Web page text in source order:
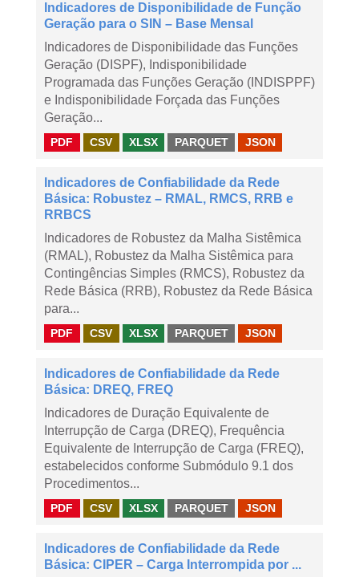
Indicadores de Disponibilidade de Função
Geração para o SIN – Base Mensal
Indicadores de Disponibilidade das Funções
Geração (DISPF), Indisponibilidade
Programada das Funções Geração (INDISPPF)
e Indisponibilidade Forçada das Funções
Geração...
PDF CSV XLSX PARQUET JSON
Indicadores de Confiabilidade da Rede
Básica: Robustez – RMAL, RMCS, RRB e
RRBCS
Indicadores de Robustez da Malha Sistêmica
(RMAL), Robustez da Malha Sistêmica para
Contingências Simples (RMCS), Robustez da
Rede Básica (RRB), Robustez da Rede Básica
para...
PDF CSV XLSX PARQUET JSON
Indicadores de Confiabilidade da Rede
Básica: DREQ, FREQ
Indicadores de Duração Equivalente de
Interrupção de Carga (DREQ), Frequência
Equivalente de Interrupção de Carga (FREQ),
estabelecidos conforme Submódulo 9.1 dos
Procedimentos...
PDF CSV XLSX PARQUET JSON
Indicadores de Confiabilidade da Rede
Básica: CIPER – Carga Interrompida por ...